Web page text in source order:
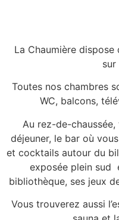
La Chaumière
sur
Toutes nos chambres
WC, balcons,
Au rez-de-
déjeuner, le bar où
et cocktails autour du
exposée plein sud
bibliothèque, ses jeux
Vous trouverez aussi